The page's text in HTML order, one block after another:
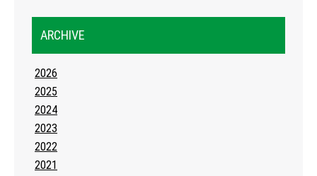
ARCHIVE
2026
2025
2024
2023
2022
2021